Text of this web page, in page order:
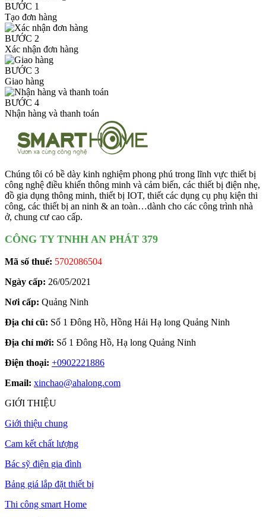
BƯỚC 1
Tạo đơn hàng
BƯỚC 2
Xác nhận đơn hàng
BƯỚC 3
Giao hàng
BƯỚC 4
Nhận hàng và thanh toán
Chúng tôi có bề dày kinh nghiệm phong phú trong lĩnh vực thiết bị
công nghệ điều khiển thông minh và cảm biến, các thiết bị điện nhẹ,
đồ gia dụng thông minh, thiết bị IOT, thiết các dụng cụ phụ kiện thi
công, các thiết bị an ninh & an toàn…dành cho các công trình nhà
ở, chung cư cao cấp.
CÔNG TY TNHH AN PHÁT 379
Mã số thuế: 5702086504
Ngày cấp: 26/05/2021
Nơi cấp: Quảng Ninh
Địa chỉ cũ: Số 1 Đông Hồ, Hồng Hải Hạ long Quảng Ninh
Địa chỉ mới: Số 1 Đông Hồ, Hạ long Quảng Ninh
Điện thoại: +0902221886
Email: xinchao@ahalong.com
GIỚI THIỆU
Giới thiệu chung
Cam kết chất lượng
Bác sỹ điện gia đình
Bảng giá lắp đặt thiết bị
Thi công smart Home